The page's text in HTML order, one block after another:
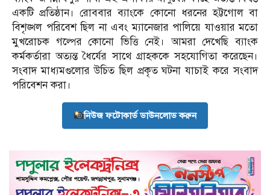
একটি প্রতিষ্ঠান। রোববার ব্যাংকে কোনো ধরনের হট্টগোল বা
বিশৃঙ্খল পরিবেশ ছিল না এবং ম্যানেজার পালিয়ে যাওয়ার মতো
মুখরোচক গল্পের কোনো ভিত্তি নেই। আমরা দেখেছি ব্যাংক
কর্মকর্তারা অত্যন্ত ধৈর্যের সাথে গ্রাহককে সহযোগিতা করেছেন।
সংবাদ মাধ্যমগুলোর উচিত ছিল প্রকৃত ঘটনা যাচাই করে সংবাদ
পরিবেশন করা।
নিউজ ফটোকার্ড ডাউনলোড করুন